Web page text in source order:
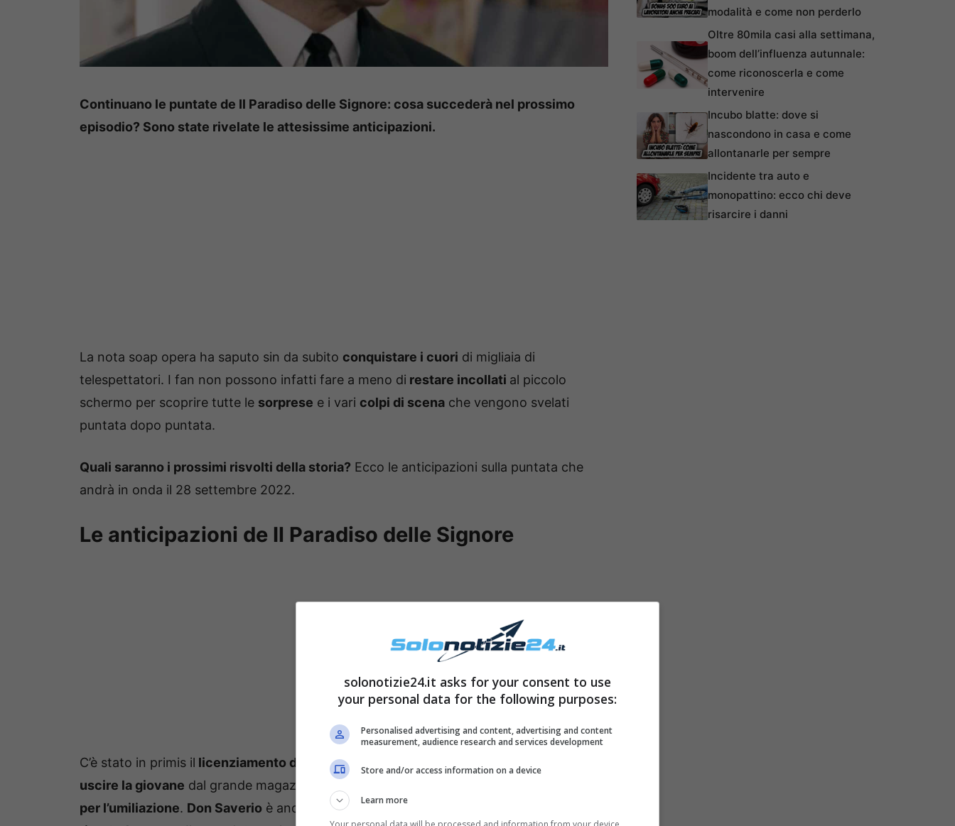
Continuano le puntate de Il Paradiso delle Signore: cosa succederà nel prossimo
episodio? Sono state rivelate le attesissime anticipazioni.
La nota soap opera ha saputo sin da subito conquistare i cuori di migliaia di
telespettatori. I fan non possono infatti fare a meno di restare incollati al piccolo
schermo per scoprire tutte le sorprese e i vari colpi di scena che vengono svelati
puntata dopo puntata.
Quali saranno i prossimi risvolti della storia? Ecco le anticipazioni sulla puntata che
andrà in onda il 28 settembre 2022.
Le anticipazioni de Il Paradiso delle Signore
C’è stato in primis il licenziamento di Clara, dato che Irene ha convinto Vittorio a
uscire la giovane dal grande magazzino. Lei è rimasta delusa e ha deciso di
per l’umiliazione. Don Saverio è andato intanto alla sua ricerca ed è poi riuscito a
modalità e come non perderlo
Oltre 80mila casi alla settimana,
boom dell’influenza autunnale:
come riconoscerla e come
intervenire
Incubo blatte: dove si
nascondono in casa e come
allontanarle per sempre
Incidente tra auto e
monopattino: ecco chi deve
risarcire i danni
solonotizie24.it asks for your consent to use
your personal data for the following purposes:
Personalised advertising and content, advertising and content
measurement, audience research and services development
Store and/or access information on a device
Learn more